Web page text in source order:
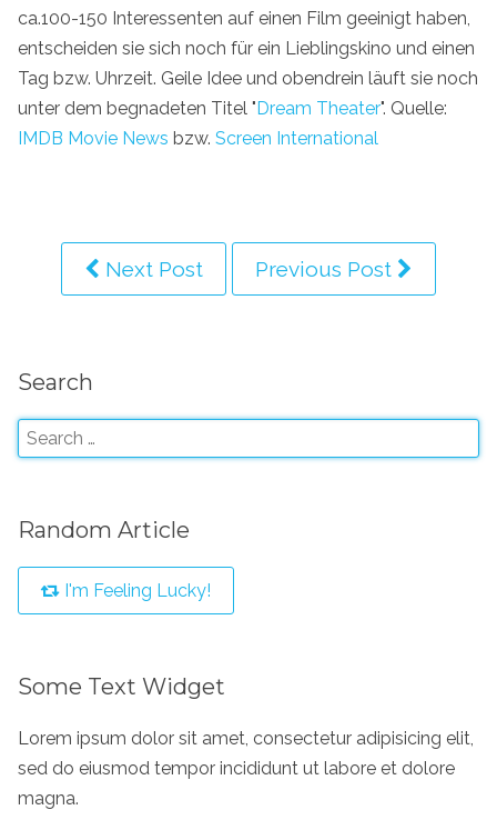
ca.100-150 Interessenten auf einen Film geeinigt haben,
entscheiden sie sich noch für ein Lieblingskino und einen
Tag bzw. Uhrzeit. Geile Idee und obendrein läuft sie noch
unter dem begnadeten Titel "Dream Theater". Quelle:
IMDB Movie News bzw. Screen International
Next Post Previous Post
Search
Random Article
I'm Feeling Lucky!
Some Text Widget
Lorem ipsum dolor sit amet, consectetur adipisicing elit,
sed do eiusmod tempor incididunt ut labore et dolore
magna.